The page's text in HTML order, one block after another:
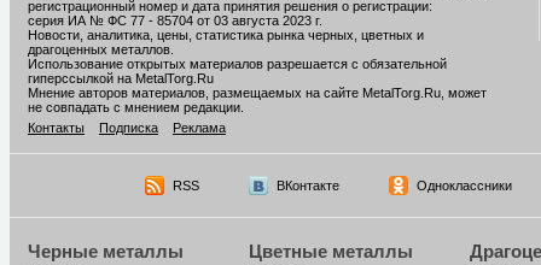
регистрационный номер и дата принятия решения о регистрации:
серия ИА № ФС 77 - 85704 от 03 августа 2023 г.
Новости, аналитика, цены, статистика рынка черных, цветных и
драгоценных металлов.
Использование открытых материалов разрешается с обязательной
гиперссылкой на MetalTorg.Ru
Мнение авторов материалов, размещаемых на сайте MetalTorg.Ru, может
не совпадать с мнением редакции.
Контакты
Подписка Реклама
RSS ВКонтакте Одноклассники
Черные металлы Цветные металлы